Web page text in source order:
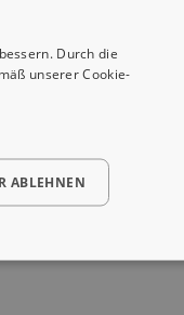
Durch die
unserer Cookie-
ABLEHNEN